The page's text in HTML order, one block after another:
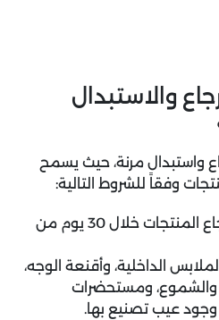
والاستبدال
واستبدال مرنة، حيث يسمح
وفقاً للشروط التالية:
يحق لعملاء اناس إرجاع المنتجات خلال 30 يوم من
الداخلية، وأقنعة الوجه،
والشموع، ومستحضرات
وجود عيب تصنيع بها.